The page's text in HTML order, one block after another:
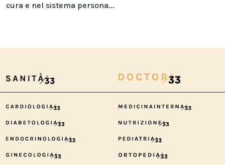
cura e nel sistema persona...